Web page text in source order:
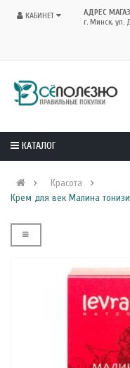
КАБИНЕТ
АДРЕС
г. Минск, ул.
КАТАЛОГ
Красота
Крем для век Малина